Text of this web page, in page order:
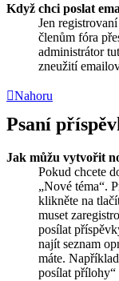
Když chci poslat
Jen
členům fóra
administrátor
zneužití
Nahoru
Psaní
Jak můžu vytvořit
Pokud chcete
„Nové téma“.
klikněte na
muset
posílat
najít seznam
máte.
posílat přílohy“